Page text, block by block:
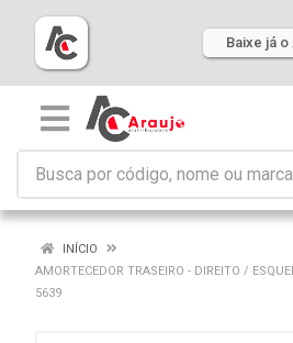
Baixe já
INÍCIO
AMORTECEDOR TRASEIRO - DIREITO /
5639